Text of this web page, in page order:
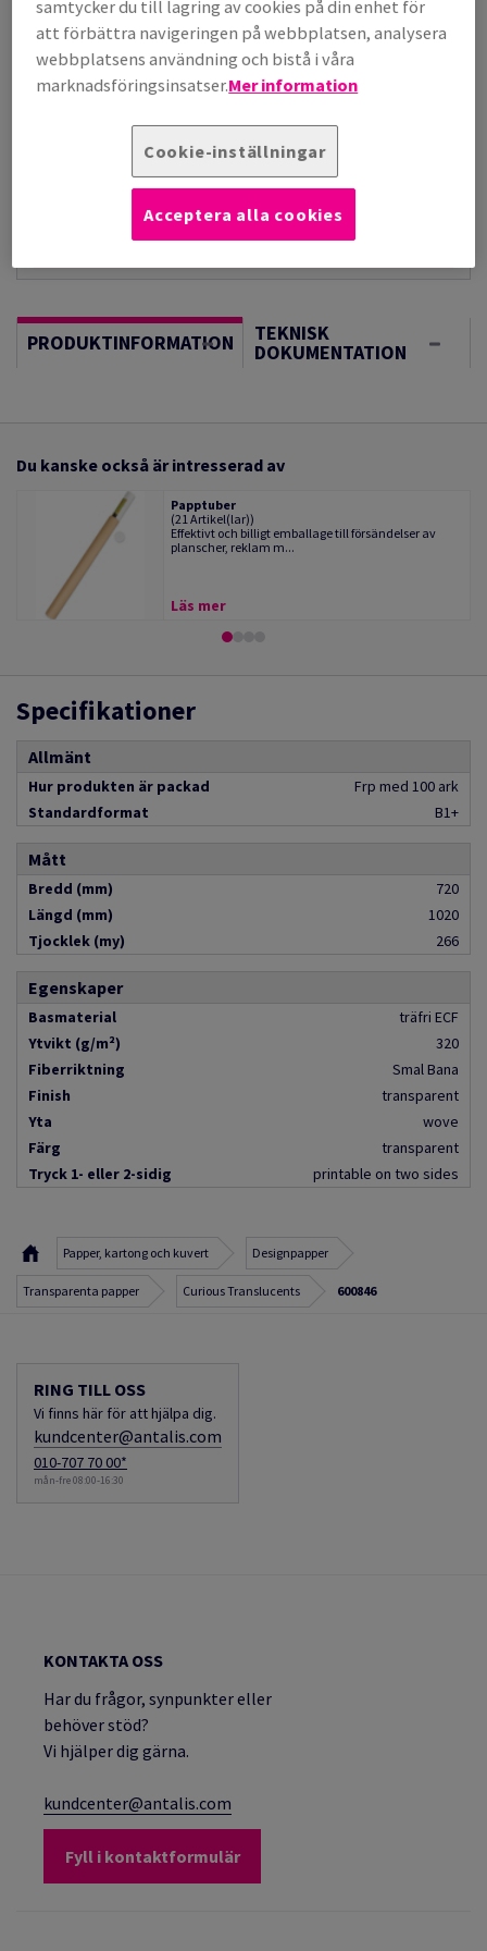
I LAGER, LÄNGRE LEVERANS, FÖRVÄNTAT LEV.DATUM
17/08/2026
PRODUKTINFORMATION TEKNISK
DOKUMENTATION
Du kanske också är intresserad av
Papptuber
(21 Artikel(lar))
Effektivt och billigt emballage till försändelser av
planscher, reklam m...
Läs mer
Specifikationer
Allmänt
Hur produkten är packad
Frp med 100 ark
Standardformat
B1+
Mått
Bredd (mm)
720
Längd (mm)
1020
Tjocklek (my)
266
Egenskaper
Basmaterial
träfri ECF
Ytvikt (g/m²)
320
Fiberriktning
Smal Bana
Finish
transparent
Yta
wove
Färg
transparent
Tryck 1- eller 2-sidig
printable on two sides
Papper, kartong och kuvert Designpapper
Transparenta papper Curious Translucents 600846
RING TILL OSS
Vi finns här för att hjälpa dig.
kundcenter@antalis.com
010-707 70 00*
mån-fre 08:00-16:30
KONTAKTA OSS
Har du frågor, synpunkter eller
behöver stöd?
Vi hjälper dig gärna.
kundcenter@antalis.com
Fyll i kontaktformulär
samtycker du till lagring av cookies på din enhet för
att förbättra navigeringen på webbplatsen, analysera
webbplatsens användning och bistå i våra
marknadsföringsinsatser.Mer information
Cookie-inställningar
Acceptera alla cookies